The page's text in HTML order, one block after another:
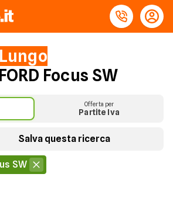
FORD Focus SW
Offerta per
Partite Iva
Salva questa ricerca
SW